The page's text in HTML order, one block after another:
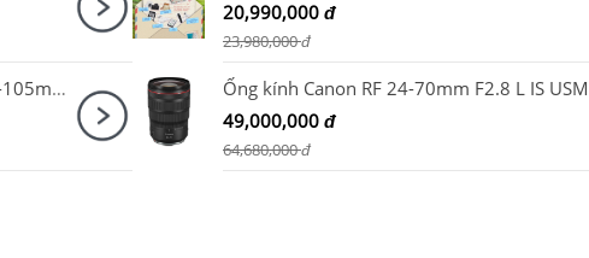
20,990,000 đ
23,980,000đ
Máy ảnh Canon EOS R8 body + RF 24-105mm F4-7.1 IS STM Nhập khẩu
Ống kính Canon RF 24-70mm F2.8 L IS USM
49,000,000 đ
64,680,000đ